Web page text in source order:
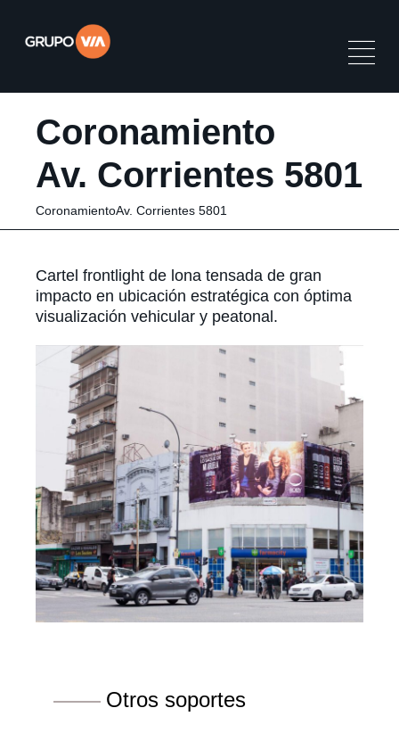
Coronamiento
Av. Corrientes 5801
CoronamientoAv. Corrientes 5801
Cartel frontlight de lona tensada de gran
impacto en ubicación estratégica con óptima
visualización vehicular y peatonal.
Otros soportes